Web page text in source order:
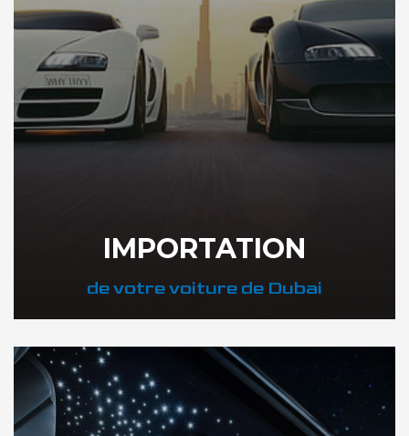
IMPORTATION
de votre voiture de Dubai